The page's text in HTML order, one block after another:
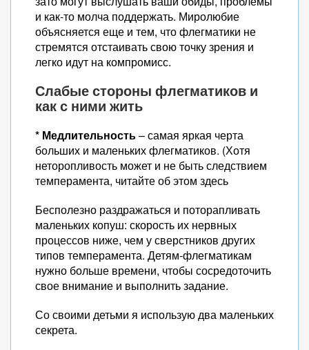
и как-то молча поддержать. Миролюбие
объясняется еще и тем, что флегматики не
стремятся отстаивать свою точку зрения и
легко идут на компромисс.
Слабые стороны флегматиков и
как с ними жить
* Медлительность– самая яркая черта
больших и маленьких флегматиков. (Хотя
неторопливость может и не быть следствием
темперамента, читайте об этом здесь
Бесполезно раздражаться и поторапливать
маленьких копуш: скорость их нервных
процессов ниже, чем у сверстников других
типов темперамента. Детям-флегматикам
нужно больше времени, чтобы сосредоточить
свое внимание и выполнить задание.
Со своими детьми я использую два маленьких
секрета.